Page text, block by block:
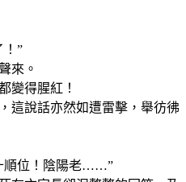
！”
來。
變得腥紅！
這說話亦然如遭雷擊，舉彷彿
順位！陰陽老……”